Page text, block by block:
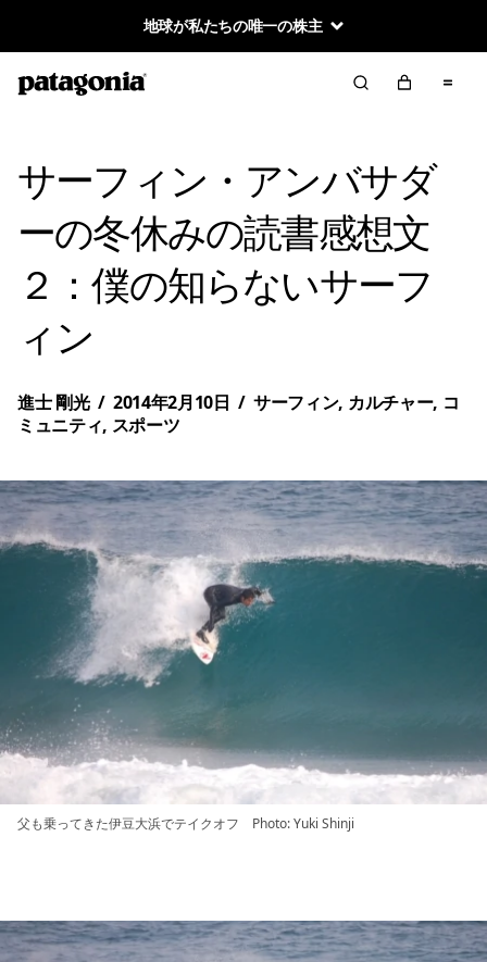
地球が私たちの唯一の株主
サーフィン・アンバサダ
ーの冬休みの読書感想文
２：僕の知らないサーフ
ィン
進士 剛光 / 2014年2月10日 / サーフィン, カルチャー, コ
ミュニティ, スポーツ
父も乗ってきた伊豆大浜でテイクオフ Photo: Yuki Shinji